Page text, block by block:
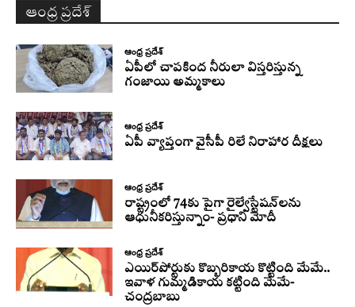
ఆంధ్ర ప్రదేశ్
ఆంధ్ర ప్రదేశ్
ఏపీలో చాపకింద నీరులా విస్తరిస్తున్న
గంజాయి అమ్మకాలు
ఆంధ్ర ప్రదేశ్
ఏపీ వ్యాప్తంగా వైసీపీ రిలే నిరాహార దీక్షలు
ఆంధ్ర ప్రదేశ్
రాష్ట్రంలో 74కు పైగా రైల్వేస్టేషన్‌లను
ఆధునీకరిస్తున్నాం- ప్రధాని మోదీ
ఆంధ్ర ప్రదేశ్
ఎయిర్‌పోర్టుకు కొబ్బరికాయ కొట్టింది మేమే..
ఇవాళ గుమ్మడికాయ కట్టింది మేమే-
చంద్రబాబు